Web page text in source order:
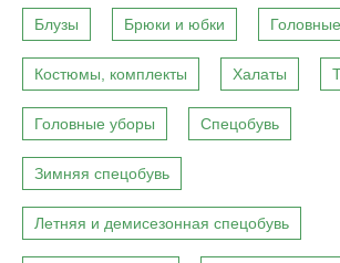
Блузы Брюки и юбки
Костюмы, комплекты Халаты
Головные уборы Спецобувь
Зимняя спецобувь
Летняя и демисезонная спецобувь